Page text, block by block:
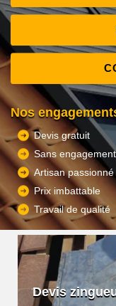
Nos
Devis gratuit
Sans engagement
Artisan passionné
Prix imbattable
Travail de qualité
Devis